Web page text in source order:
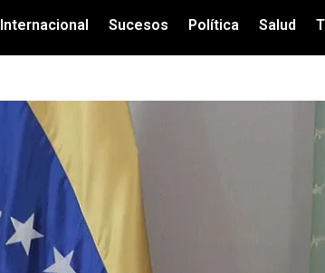
Internacional Sucesos Política Salud